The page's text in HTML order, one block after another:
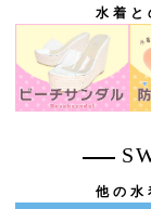
水着
他の